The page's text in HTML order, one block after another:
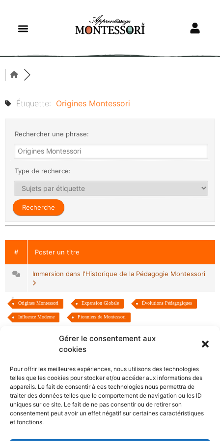
Gérer le consentement aux
cookies
Pour offrir les meilleures expériences, nous utilisons des technologies
telles que les cookies pour stocker et/ou accéder aux informations des
appareils. Le fait de consentir à ces technologies nous permettra de
traiter des données telles que le comportement de navigation ou les ID
uniques sur ce site. Le fait de ne pas consentir ou de retirer son
consentement peut avoir un effet négatif sur certaines caractéristiques
et fonctions.
Étiquette: Origines Montessori
Rechercher une phrase:
Type de recherce:
# Poster un titre
Immersion dans l'Historique de la Pédagogie Montessori
Origines Montessori Expansion Globale Évolutions Pédagogiques
Influence Moderne Pionniers de Montessori
Plongez dans l’univers Montessori avec notre blog, guide
essentiel pour parents et éducateurs. Découvrez comment
mettre en œuvre cette approche pédagogique à travers des